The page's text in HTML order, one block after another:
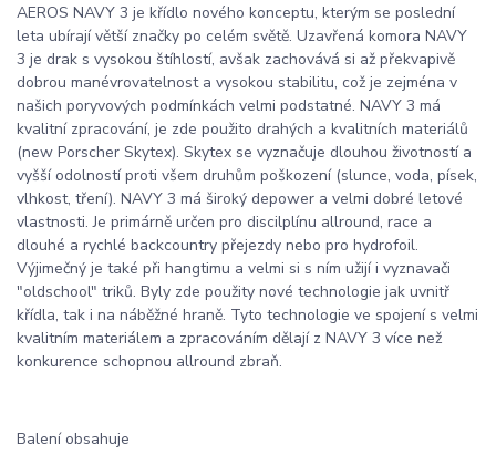
AEROS NAVY 3 je křídlo nového konceptu, kterým se poslední
leta ubírají větší značky po celém světě. Uzavřená komora NAVY
3 je drak s vysokou štíhlostí, avšak zachovává si až překvapivě
dobrou manévrovatelnost a vysokou stabilitu, což je zejména v
našich poryvových podmínkách velmi podstatné. NAVY 3 má
kvalitní zpracování, je zde použito drahých a kvalitních materiálů
(new Porscher Skytex). Skytex se vyznačuje dlouhou životností a
vyšší odolností proti všem druhům poškození (slunce, voda, písek,
vlhkost, tření). NAVY 3 má široký depower a velmi dobré letové
vlastnosti. Je primárně určen pro discilplínu allround, race a
dlouhé a rychlé backcountry přejezdy nebo pro hydrofoil.
Výjimečný je také při hangtimu a velmi si s ním užijí i vyznavači
"oldschool" triků. Byly zde použity nové technologie jak uvnitř
křídla, tak i na náběžné hraně. Tyto technologie ve spojení s velmi
kvalitním materiálem a zpracováním dělají z NAVY 3 více než
konkurence schopnou allround zbraň.
Balení obsahuje